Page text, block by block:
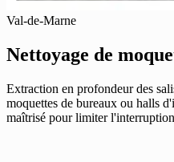
Val-de-Marne
Nettoyage de
Extraction en profondeur des
moquettes de bureaux ou halls
maîtrisé pour limiter